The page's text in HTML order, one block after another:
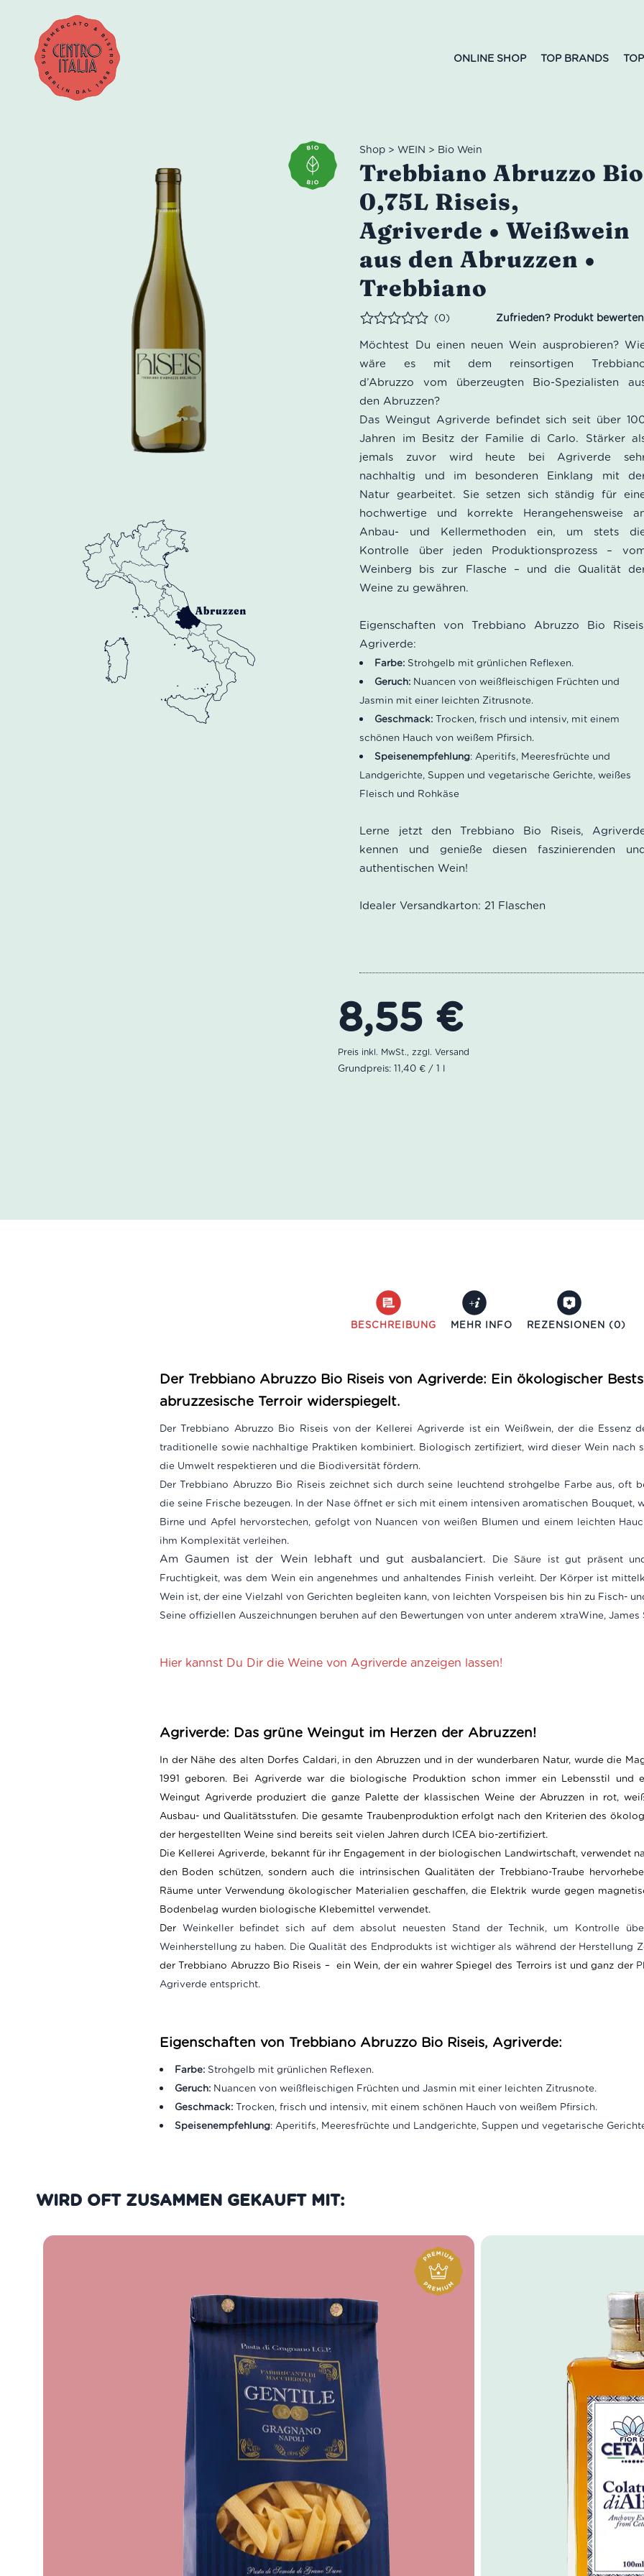
ONLINE SHOP TOP BRANDS
Shop >WEIN > Bio Wein
Trebbiano Abruzzo Bio
0,75L Riseis,
Agriverde • Weißwein
aus den Abruzzen •
Trebbiano
(0)
Möchtest Du einen neuen Wein ausprobieren?
wäre es mit dem reinsortigen
d’Abruzzo vom überzeugten Bio-Spezialisten
den Abruzzen?
Das Weingut Agriverde befindet sich seit über
Jahren im Besitz der Familie di Carlo. Stärker
jemals zuvor wird heute bei Agriverde
nachhaltig und im besonderen Einklang mit
Natur gearbeitet. Sie setzen sich ständig für
hochwertige und korrekte Herangehensweise
Anbau- und Kellermethoden ein, um stets
Kontrolle über jeden Produktionsprozess –
Weinberg bis zur Flasche – und die Qualität
Weine zu gewähren.
Eigenschaften von Trebbiano Abruzzo Bio
Agriverde:
Farbe: Strohgelb mit grünlichen Reflexen.
Geruch: Nuancen von weißfleischigen Früchten und
Jasmin mit einer leichten Zitrusnote.
Geschmack:Trocken, frisch und intensiv, mit einem
schönen Hauch von weißem Pfirsich.
Speisenempfehlung: Aperitifs, Meeresfrüchte und
Landgerichte, Suppen und vegetarische Gerichte, weißes
Fleisch und Rohkäse
Lerne jetzt den Trebbiano Bio Riseis,
kennen und genieße diesen faszinierenden
authentischen Wein!
Idealer Versandkarton: 21 Flaschen
8,55 €
Grundpreis: 11,40 € / 1 l
BESCHREIBUNG MEHR INFO REZENSIONEN (0)
Der Trebbiano Abruzzo Bio Riseis von Agriverde: Ein ökologischer
abruzzesische Terroir widerspiegelt.
Der Trebbiano Abruzzo Bio Riseis von der Kellerei Agriverde ist ein Weißwein, der die Essenz
traditionelle sowie nachhaltige Praktiken kombiniert. Biologisch zertifiziert, wird dieser Wein nach
die Umwelt respektieren und die Biodiversität fördern.
Der Trebbiano Abruzzo Bio Riseis zeichnet sich durch seine leuchtend strohgelbe Farbe aus, oft
die seine Frische bezeugen. In der Nase öffnet er sich mit einem intensiven aromatischen Bouquet,
Birne und Apfel hervorstechen, gefolgt von Nuancen von weißen Blumen und einem leichten
ihm Komplexität verleihen.
Am Gaumen ist der Wein lebhaft und gut ausbalanciert.
Die Säure ist gut präsent
Fruchtigkeit, was dem Wein ein angenehmes und anhaltendes Finish verleiht. Der Körper ist
Wein ist, der eine Vielzahl von Gerichten begleiten kann, von leichten Vorspeisen bis hin zu Fisch-
Seine offiziellen Auszeichnungen beruhen auf den Bewertungen von unter anderem xtraWine,
Hier kannst Du Dir die Weine von Agriverde anzeigen lassen!
Agriverde: Das grüne Weingut im Herzen der Abruzzen!
In der Nähe des alten Dorfes Caldari, in den Abruzzen und in der wunderbaren Natur, wurde die
1991 geboren. Bei Agriverde war die biologische Produktion schon immer ein Lebensstil und
Weingut Agriverde produziert die ganze Palette der klassischen Weine der Abruzzen in rot,
Ausbau- und Qualitätsstufen. Die gesamte Traubenproduktion erfolgt nach den Kriterien des
der hergestellten Weine sind bereits seit vielen Jahren durch ICEA bio-zertifiziert.
Die Kellerei Agriverde, bekannt für ihr Engagement in der biologischen Landwirtschaft, verwendet
den Boden schützen, sondern auch die intrinsischen Qualitäten der Trebbiano-Traube
Räume unter Verwendung ökologischer Materialien geschaffen, die Elektrik wurde gegen
Bodenbelag wurden biologische Klebemittel verwendet.
Der Weinkeller befindet sich auf dem absolut neuesten Stand der Technik, um Kontrolle
Weinherstellung zu haben. Die Qualität des Endprodukts ist wichtiger als während der Herstellung
der Trebbiano Abruzzo Bio Riseis – ein Wein, der ein wahrer Spiegel des Terroirs ist und ganz der
Agriverde entspricht.
Eigenschaften von Trebbiano Abruzzo Bio Riseis, Agriverde:
Farbe:Strohgelb mit grünlichen Reflexen.
Geruch: Nuancen von weißfleischigen Früchten und Jasmin mit einer leichten Zitrusnote.
Geschmack: Trocken, frisch und intensiv, mit einem schönen Hauch von weißem Pfirsich.
Speisenempfehlung: Aperitifs, Meeresfrüchte und Landgerichte, Suppen und vegetarische
WIRD OFT ZUSAMMEN GEKAUFT MIT: